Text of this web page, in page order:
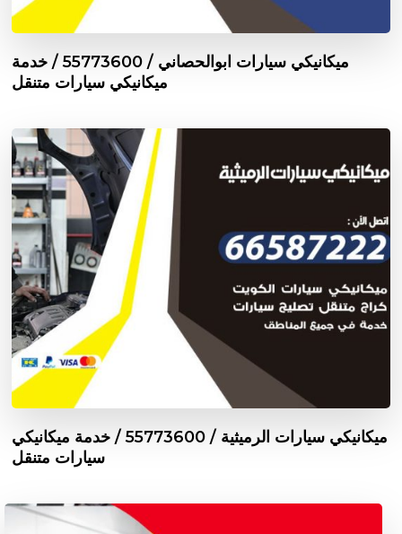
ميكانيكي سيارات ابوالحصاني / 55773600‬ / خدمة
ميكانيكي سيارات متنقل
ميكانيكي سيارات الرميثية / 55773600‬ / خدمة ميكانيكي
سيارات متنقل